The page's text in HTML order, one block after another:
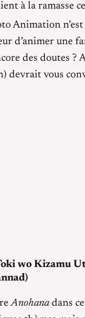
à la ramasse
Animation
d’animer une
des doutes ?
devrait vous
wo Kizamu
Anohana dans